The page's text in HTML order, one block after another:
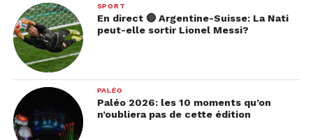
SPORT
En direct 🔴 Argentine-Suisse: La Nati
peut-elle sortir Lionel Messi?
PALÉO
Paléo 2026: les 10 moments qu’on
n’oubliera pas de cette édition